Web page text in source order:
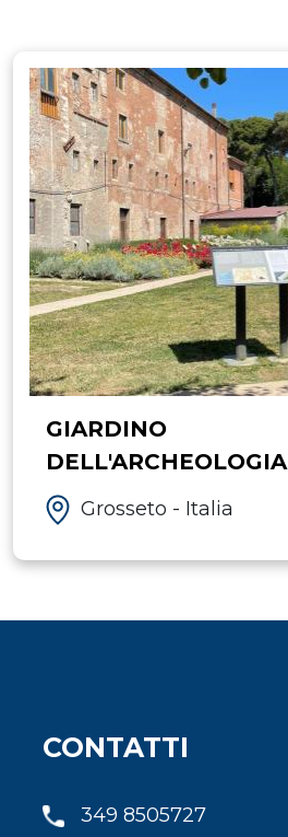
GIARDINO
DELL'ARCHEOLOGIA
Grosseto - Italia
CONTATTI
349 8505727